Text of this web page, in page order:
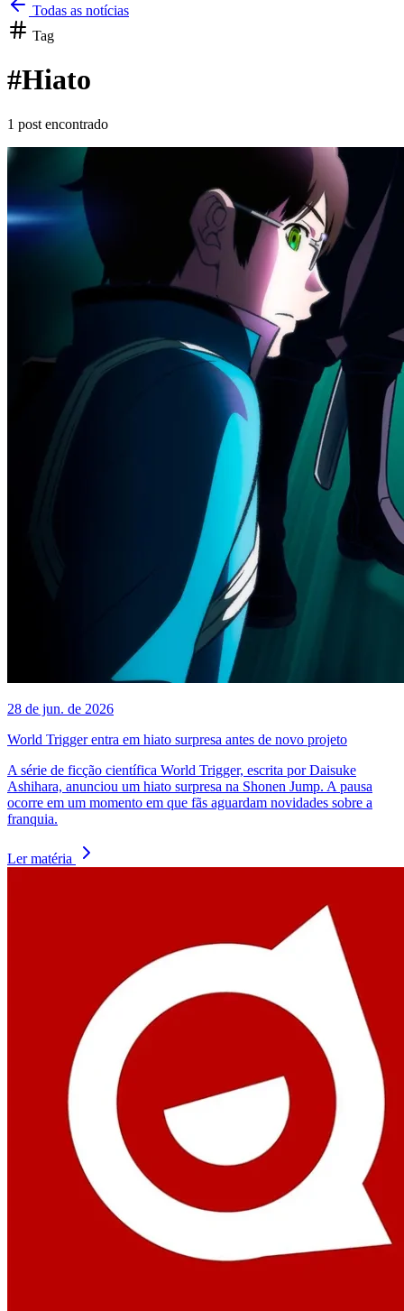
Todas as notícias
Tag
#Hiato
1 post encontrado
28 de jun. de 2026
World Trigger entra em hiato surpresa antes de novo projeto
A série de ficção científica World Trigger, escrita por Daisuke
Ashihara, anunciou um hiato surpresa na Shonen Jump. A pausa
ocorre em um momento em que fãs aguardam novidades sobre a
franquia.
Ler matéria